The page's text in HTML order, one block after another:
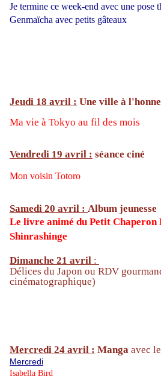
Je termine ce week-end avec une pose
Genmaïcha avec petits gâteaux
Jeudi 18 avril : Une ville à
Ma vie à Tokyo au fil des mois
Vendredi 19 avril : séance ciné
Mon voisin Totoro
Samedi 20 avril : Album jeunesse
Le livre animé du Petit Chaperon
Shinrashinge
Dimanche 21 avril :
Délices du Japon ou RDV
cinématographique)
Mercredi 24 avril : Manga avec le
Mercredi
Isabella Bird